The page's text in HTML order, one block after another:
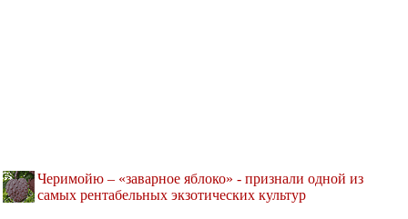
Черимойю – «заварное яблоко» - признали одной из
самых рентабельных экзотических культур